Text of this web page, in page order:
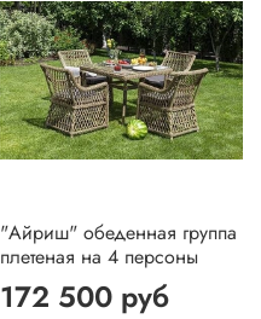
"Айриш" обеденная группа
плетеная на 4 персоны
172 500 руб